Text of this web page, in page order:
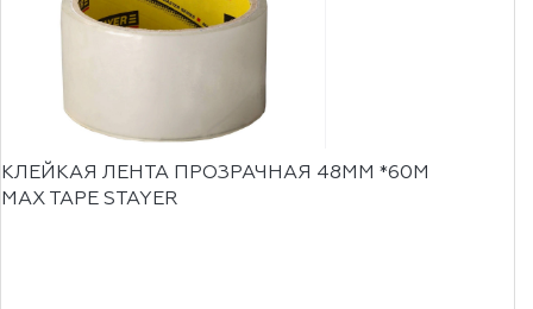
КЛЕЙКАЯ ЛЕНТА ПРОЗРАЧНАЯ 48ММ *60М
MAX TAPE STAYER